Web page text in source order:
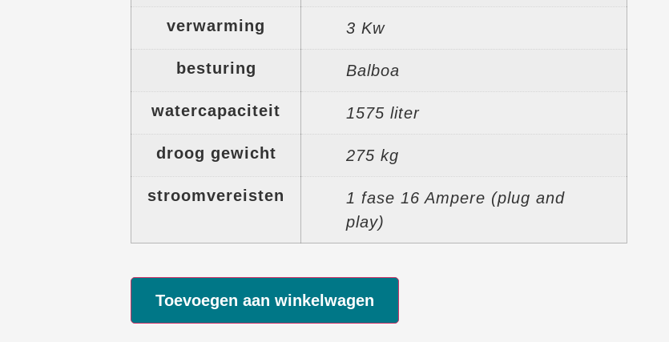
verwarming 3 Kw
besturing Balboa
watercapaciteit 1575 liter
droog gewicht 275 kg
stroomvereisten
1 fase 16 Ampere (plug and
play)
Toevoegen aan winkelwagen